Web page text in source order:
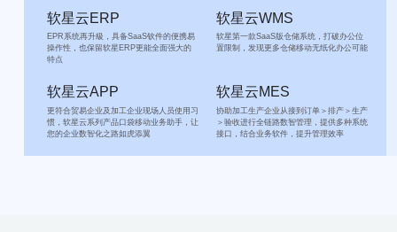
软星云ERP
EPR系统再升級，具备SaaS钦件的便携易
操作性，也保留软星ERP更能全面强大的
特点
软星云WMS
软星第一款SaaS版仓储系统，打破办公位
置限制，发现更多仓储移动无纸化办公可能
软星云APP
更符合贸易企业及加工企业现场人员使用习
惯，软星云系列产品口袋移动业务助手，让
您的企业数智化之路如虎添翼
软星云MES
协助加工生产企业从接到订单＞排产＞生产
＞验收进行全链路数智管理，提供多种系统
接口，结合业务软件，提升管理效率